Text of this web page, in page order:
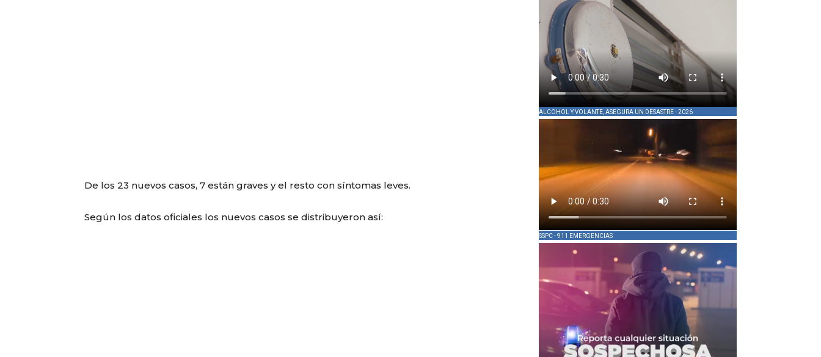
De los 23 nuevos casos, 7 están graves y el resto con síntomas leves.
Según los datos oficiales los nuevos casos se distribuyeron así:
ALCOHOL Y VOLANTE, ASEGURA UN DESASTRE - 2026
SSPC - 911 EMERGENCIAS